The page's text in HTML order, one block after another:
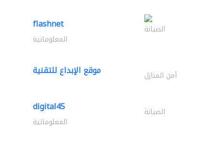
flashnet الصيانة
المعلوماتية
موقع الإبداع للتقنية أمن المنازل
digital45 الصيانة
المعلوماتية